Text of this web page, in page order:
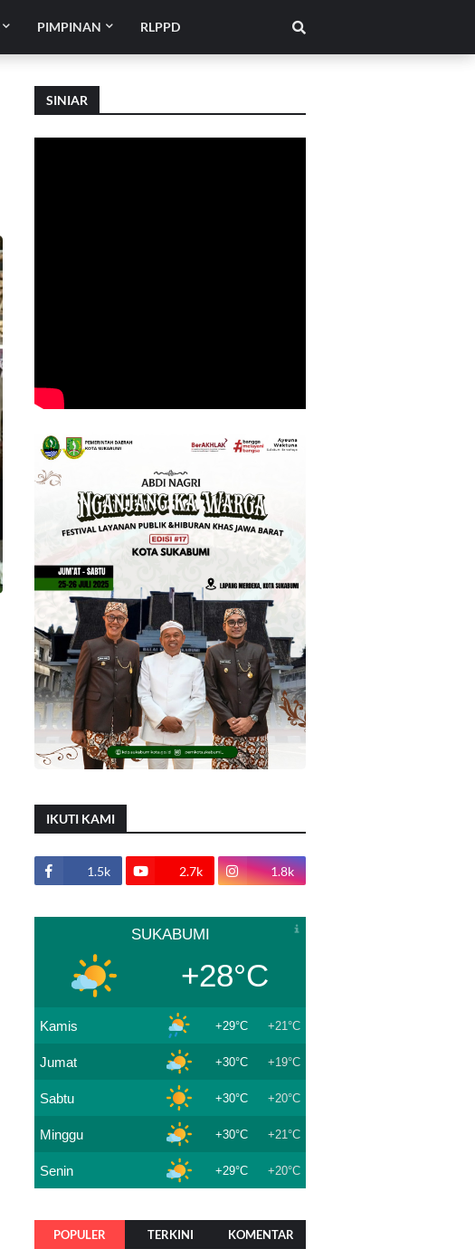
PIMPINAN RLPPD
SINIAR
IKUTI KAMI
1.5k 2.7k 1.8k
SUKABUMI
+28°C
Kamis +29°C +21°C
Jumat +30°C +19°C
Sabtu +30°C +20°C
Minggu +30°C +21°C
Senin +29°C +20°C
POPULER TERKINI KOMENTAR